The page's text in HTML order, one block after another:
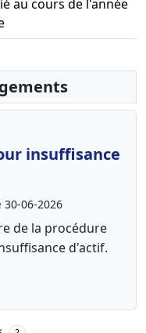
au cours de l'année
insuffisance
30-06-2026
de la procédure
d'actif.